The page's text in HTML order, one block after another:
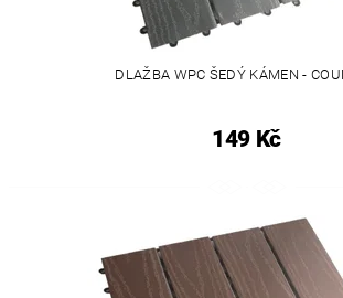
DLAŽBA WPC ŠEDÝ KÁMEN -
149 Kč